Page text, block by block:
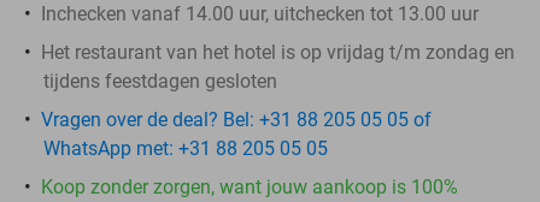
Inchecken vanaf 14.00 uur, uitchecken tot 13.00 uur
Het restaurant van het hotel is op vrijdag t/m zondag en
tijdens feestdagen gesloten
Vragen over de deal? Bel: +31 88 205 05 05 of
WhatsApp met: +31 88 205 05 05
Koop zonder zorgen, want jouw aankoop is 100%